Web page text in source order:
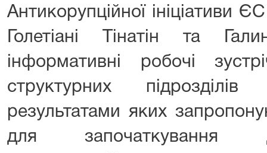
Антикорупційної ініціативи
Голетіані Тінатін та
інформативні робочі
структурних
результатами яких
для започаткування